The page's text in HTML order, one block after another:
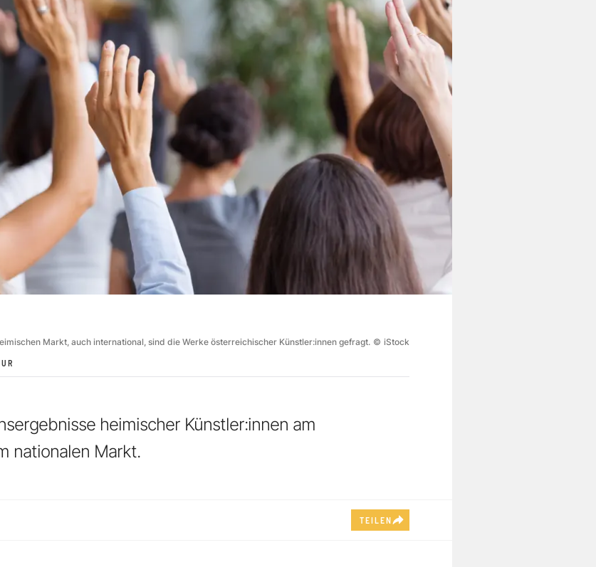
Markt, auch international, sind die Werke österreichischer Künstler:innen gefragt. © iStock
heimischer Künstler:innen am
nationalen Markt.
TEILEN